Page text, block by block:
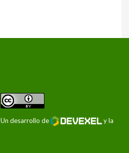
Un desarrollo de
y la